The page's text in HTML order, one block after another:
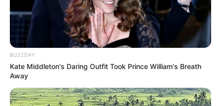
BUZZDAY
Kate Middleton's Daring Outfit Took Prince William's Breath
Away